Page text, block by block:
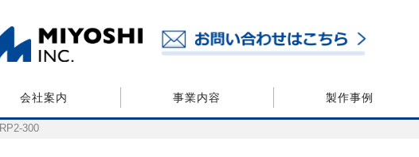
会社案内 事業内容 製作事例
RP2-300